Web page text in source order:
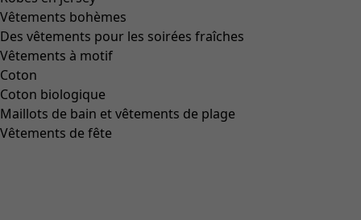
Vêtements bohèmes
Des vêtements pour les soirées fraîches
Vêtements à motif
Coton
Coton biologique
Maillots de bain et vêtements de plage
Vêtements de fête